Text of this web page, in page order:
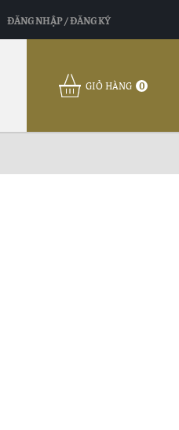
ĐĂNG NHẬP / ĐĂNG KÝ
GIỎ HÀNG 0